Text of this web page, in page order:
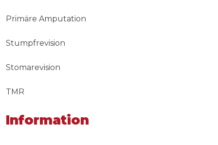
Primäre Amputation
Stumpfrevision
Stomarevision
TMR
Information